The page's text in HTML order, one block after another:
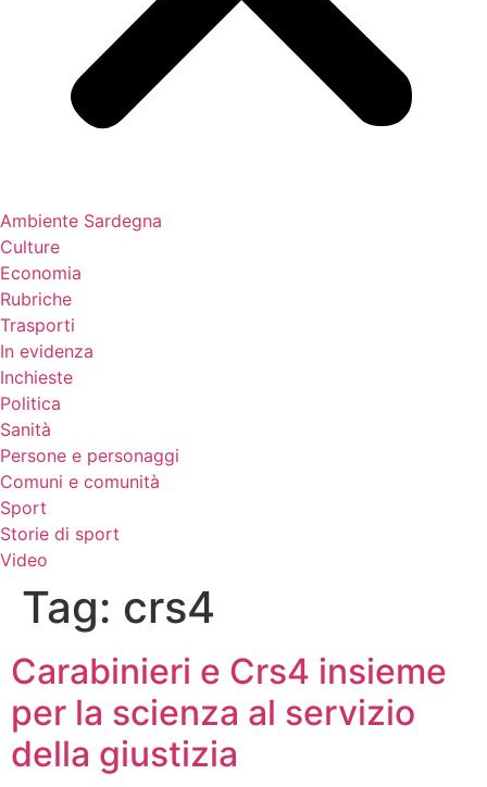
Ambiente Sardegna
Culture
Economia
Rubriche
Trasporti
In evidenza
Inchieste
Politica
Sanità
Persone e personaggi
Comuni e comunità
Sport
Storie di sport
Video
Tag: crs4
Carabinieri e Crs4 insieme
per la scienza al servizio
della giustizia